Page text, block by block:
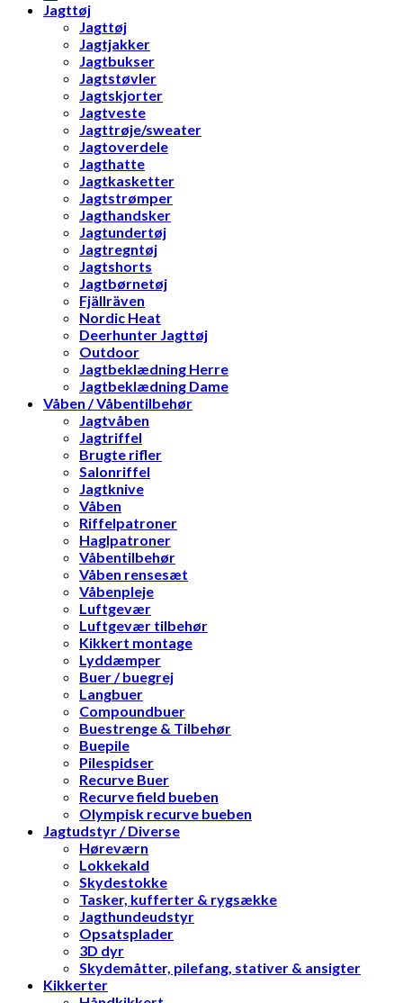
Jagttøj
Jagttøj
Jagtjakker
Jagtbukser
Jagtstøvler
Jagtskjorter
Jagtveste
Jagttrøje/sweater
Jagtoverdele
Jagthatte
Jagtkasketter
Jagtstrømper
Jagthandsker
Jagtundertøj
Jagtregntøj
Jagtshorts
Jagtbørnetøj
Fjällräven
Nordic Heat
Deerhunter Jagttøj
Outdoor
Jagtbeklædning Herre
Jagtbeklædning Dame
Våben / Våbentilbehør
Jagtvåben
Jagtriffel
Brugte rifler
Salonriffel
Jagtknive
Våben
Riffelpatroner
Haglpatroner
Våbentilbehør
Våben rensesæt
Våbenpleje
Luftgevær
Luftgevær tilbehør
Kikkert montage
Lyddæmper
Buer / buegrej
Langbuer
Compoundbuer
Buestrenge & Tilbehør
Buepile
Pilespidser
Recurve Buer
Recurve field bueben
Olympisk recurve bueben
Jagtudstyr / Diverse
Høreværn
Lokkekald
Skydestokke
Tasker, kufferter & rygsække
Jagthundeudstyr
Opsatsplader
3D dyr
Skydemåtter, pilefang, stativer & ansigter
Kikkerter